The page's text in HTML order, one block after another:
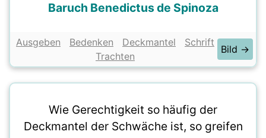
Baruch Benedictus de Spinoza
Ausgeben Bedenken Deckmantel
Schrift
Trachten
Bild →
Wie Gerechtigkeit so häufig der
Deckmantel der Schwäche ist, so greifen